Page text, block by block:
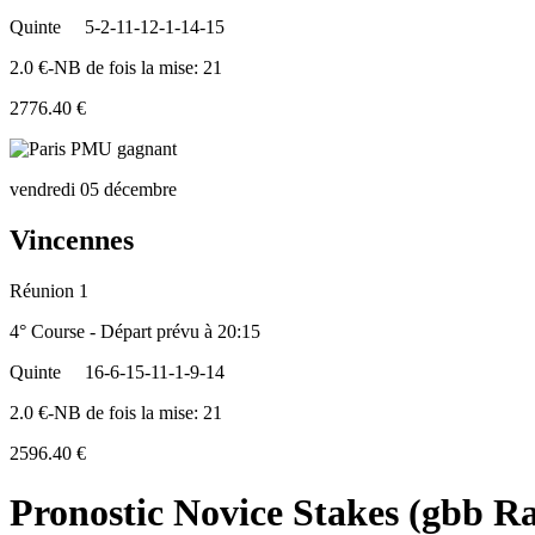
Quinte
5-2-11-12-1-14-15
2.0 €-NB de fois la mise: 21
2776.40 €
vendredi 05 décembre
Vincennes
Réunion 1
4° Course - Départ prévu à 20:15
Quinte
16-6-15-11-1-9-14
2.0 €-NB de fois la mise: 21
2596.40 €
Pronostic Novice Stakes (gbb